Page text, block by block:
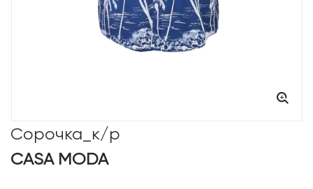
Сорочка_к/р
CASA MODA